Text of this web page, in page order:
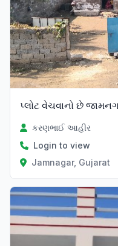
પ્લોટ વેચવાનો છે
કરણભાઈ આહીર
Login to view
Jamnagar, Gujarat